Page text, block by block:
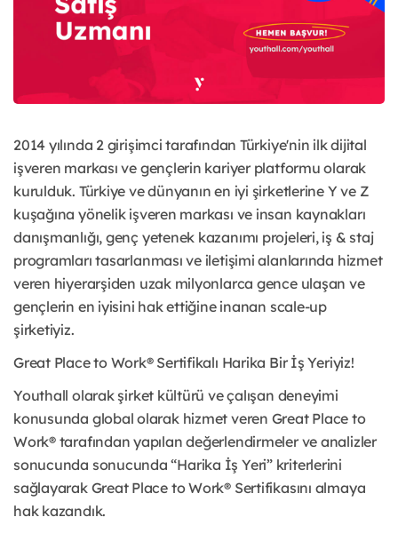
2014 yılında 2 girişimci tarafından Türkiye'nin ilk dijital
işveren markası ve gençlerin kariyer platformu olarak
kurulduk. Türkiye ve dünyanın en iyi şirketlerine Y ve Z
kuşağına yönelik işveren markası ve insan kaynakları
danışmanlığı, genç yetenek kazanımı projeleri, iş & staj
programları tasarlanması ve iletişimi alanlarında hizmet
veren hiyerarşiden uzak milyonlarca gence ulaşan ve
gençlerin en iyisini hak ettiğine inanan scale-up
şirketiyiz.
Great Place to Work® Sertifikalı Harika Bir İş Yeriyiz!
Youthall olarak şirket kültürü ve çalışan deneyimi
konusunda global olarak hizmet veren Great Place to
Work® tarafından yapılan değerlendirmeler ve analizler
sonucunda sonucunda “Harika İş Yeri” kriterlerini
sağlayarak Great Place to Work® Sertifikasını almaya
hak kazandık.